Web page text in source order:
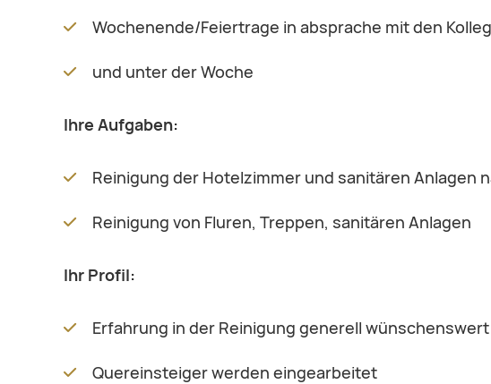
Wochenende/Feiertrage in absprache mit den
und unter der Woche
Ihre Aufgaben:
Reinigung der Hotelzimmer und sanitären Anlagen
Reinigung von Fluren, Treppen, sanitären Anlagen
Ihr Profil:
Erfahrung in der Reinigung generell wünschenswert
Quereinsteiger werden eingearbeitet